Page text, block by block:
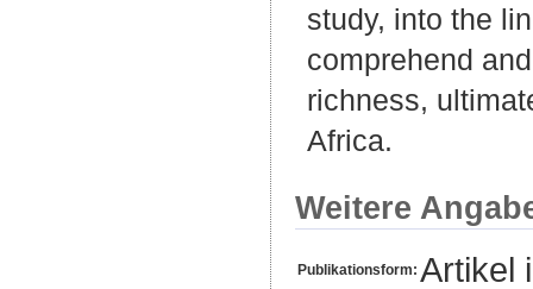
study, into the
comprehend
richness,
Africa.
Weitere
Publikationsform: Artikel